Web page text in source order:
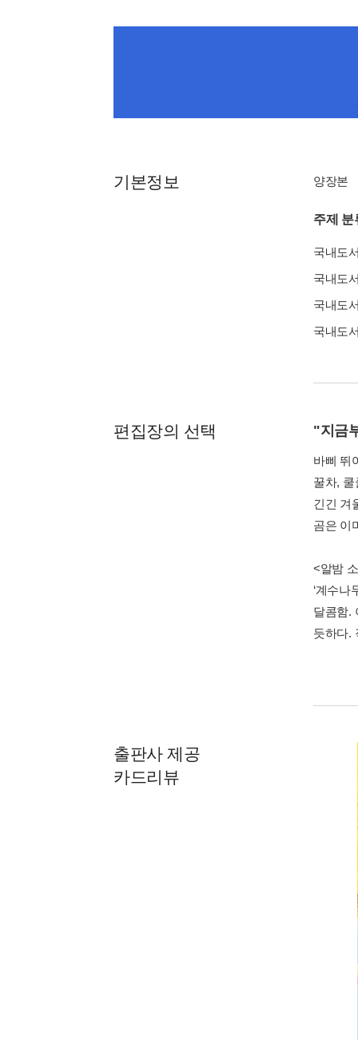
기본정보 양장본
주제 분
국내도
국내도
국내도
국내도
편집장의 선택 "지금
바삐 뛰
꿀차,
긴긴 겨
곰은 이
<알밤
‘계수나
달콤함.
듯하다.
출판사 제공
카드리뷰